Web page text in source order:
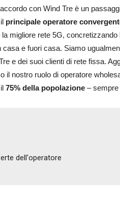
con Wind Tre è un
principale operatore
migliore rete 5G,
e fuori casa. Siamo
e dei suoi clienti di rete fissa.
il nostro ruolo di operatore
75% della popolazione – sempre
dell'operatore